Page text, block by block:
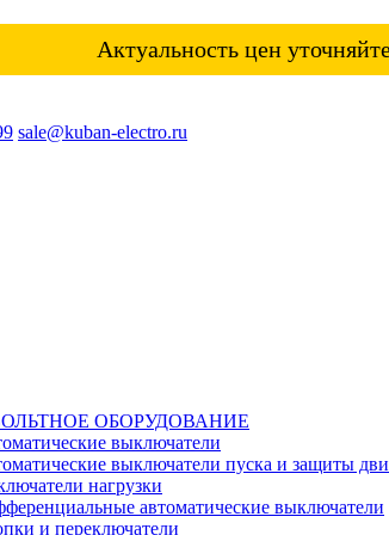
Актуальность цен
sale@kuban-electro.ru
ОБОРУДОВАНИЕ
выключатели
выключатели пуска и защиты
нагрузки
автоматические выключатели
и переключатели